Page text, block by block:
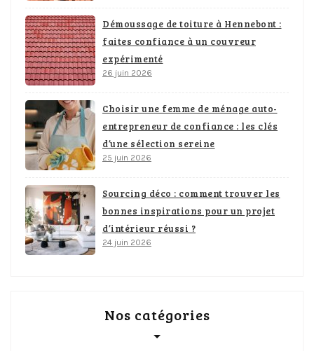
Démoussage de toiture à Hennebont :
faites confiance à un couvreur
expérimenté
26 juin 2026
Choisir une femme de ménage auto-
entrepreneur de confiance : les clés
d’une sélection sereine
25 juin 2026
Sourcing déco : comment trouver les
bonnes inspirations pour un projet
d’intérieur réussi ?
24 juin 2026
Nos catégories